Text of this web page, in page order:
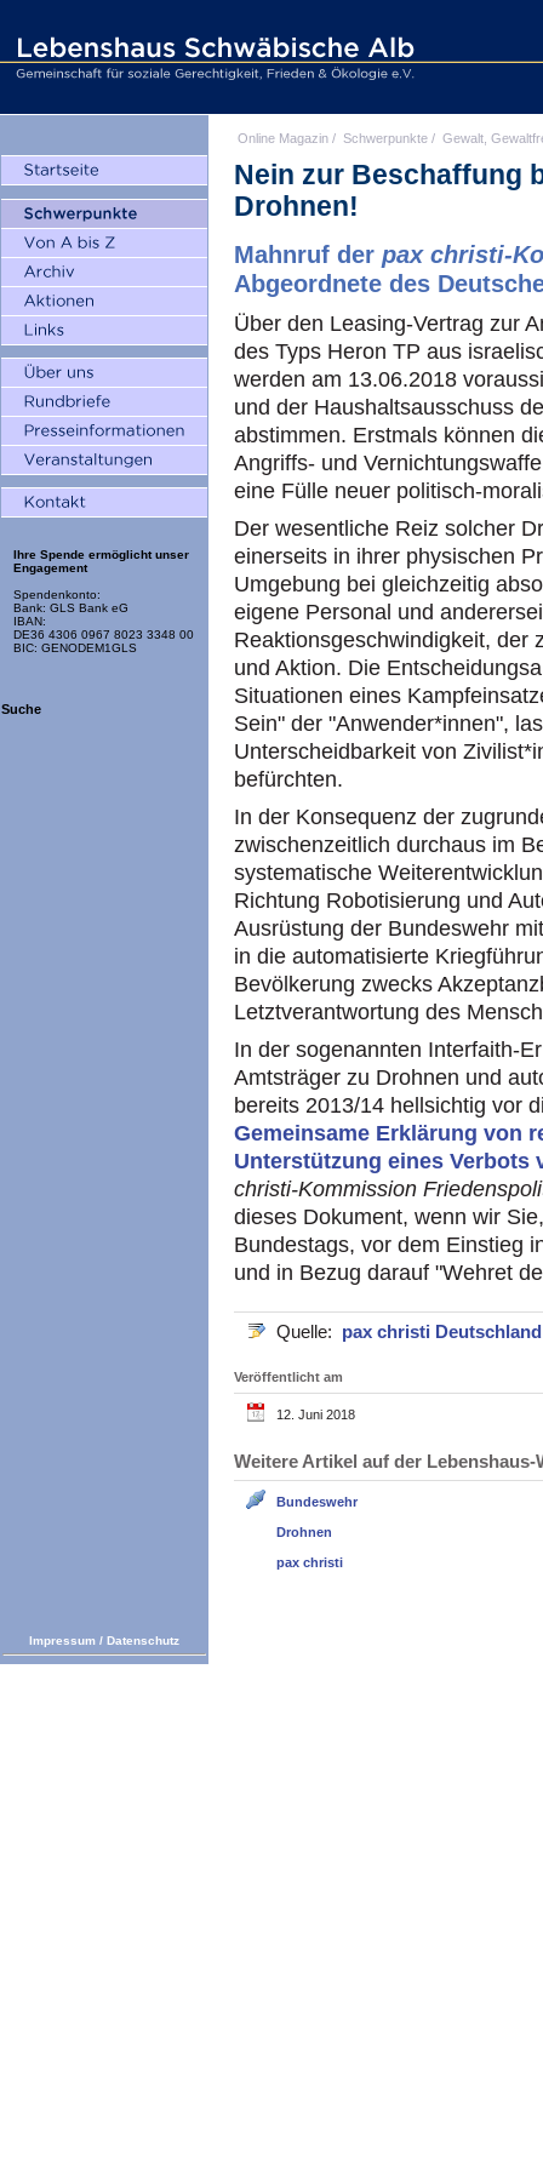
Ihre Spende ermöglicht unser
Engagement
Spendenkonto:
Bank: GLS Bank eG
IBAN:
DE36 4306 0967 8023 3348 00
BIC: GENODEM1GLS
Suche
Online Magazin / Schwerpunkte / Gewalt,
Nein zur Beschaffung
Drohnen!
Mahnruf der pax christi-
Abgeordnete des
Über den Leasing-Vertrag zur
des Typs Heron TP aus
werden am 13.06.2018
und der Haushaltsausschuss
abstimmen. Erstmals können
Angriffs- und
eine Fülle neuer politisch-
Der wesentliche Reiz solcher
einerseits in ihrer physischen
Umgebung bei gleichzeitig
eigene Personal und
Reaktionsgeschwindigkeit, der
und Aktion. Die
Situationen eines
Sein" der "Anwender*innen",
Unterscheidbarkeit von
befürchten.
In der Konsequenz der
zwischenzeitlich durchaus im
systematische
Richtung Robotisierung und
Ausrüstung der Bundeswehr
in die automatisierte
Bevölkerung zwecks
Letztverantwortung des
In der sogenannten Interfaith-
Amtsträger zu Drohnen und
bereits 2013/14 hellsichtig vor
Gemeinsame Erklärung von
Unterstützung eines
christi-Kommission
dieses Dokument, wenn wir
Bundestags, vor dem Einstieg
und in Bezug darauf "Wehret
Quelle: pax christi
Veröffentlicht am
12. Juni 2018
Weitere Artikel auf der
Bundeswehr
Drohnen
pax christi
Impressum / Datenschutz